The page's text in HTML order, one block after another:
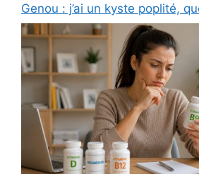
Genou : j’ai un kyste poplité,